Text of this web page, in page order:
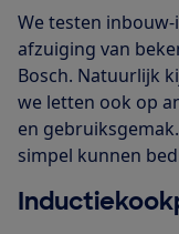
We testen
afzuiging van
Bosch. Natuurlijk
we letten ook op
en
simpel kunnen